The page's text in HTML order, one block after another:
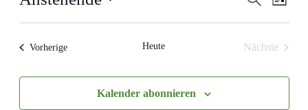
Suche
und
Liste
VorherigeVeranstaltungen Heute
Nächste
Kalender abonnieren